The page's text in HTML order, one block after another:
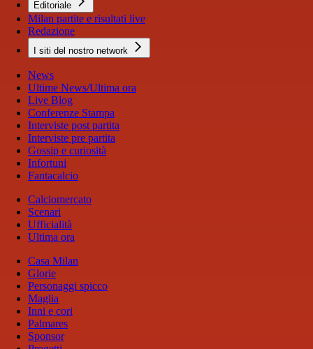
Editoriale
Milan partite e risultati live
Redazione
I siti del nostro network
News
Ultime News/Ultima ora
Live Blog
Conferenze Stampa
Interviste post partita
Interviste pre partita
Gossip e curiosità
Infortuni
Fantacalcio
Calciomercato
Scenari
Ufficialità
Ultima ora
Casa Milan
Glorie
Personaggi spicco
Maglia
Inni e cori
Palmares
Sponsor